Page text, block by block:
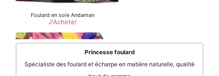
Princesse foulard
Spécialiste des foulard et écharpe en matière naturelle, qualité